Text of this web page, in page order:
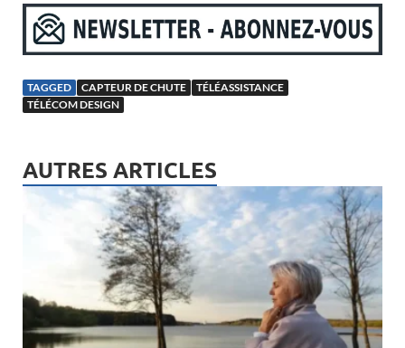
TAGGED CAPTEUR DE CHUTE
TÉLÉASSISTANCE
TÉLÉCOM DESIGN
AUTRES ARTICLES